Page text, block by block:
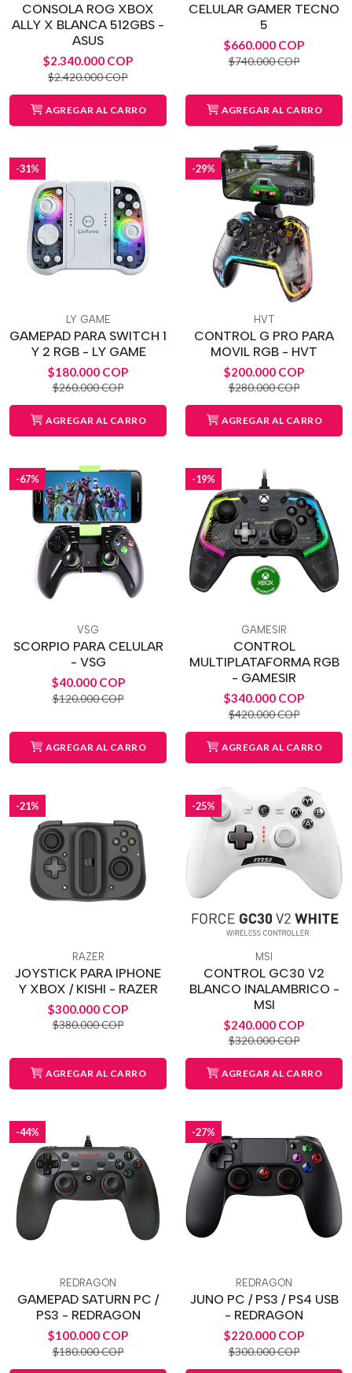
CONSOLA ROG XBOX
ALLY X BLANCA 512GBS -
ASUS
$2.340.000 COP
$2.420.000 COP
AGREGAR AL CARRO
CELULAR GAMER TECNO
5
$660.000 COP
$740.000 COP
AGREGAR AL CARRO
-31%
LY GAME
GAMEPAD PARA SWITCH 1
Y 2 RGB - LY GAME
$180.000 COP
$260.000 COP
AGREGAR AL CARRO
-29%
HVT
CONTROL G PRO PARA
MOVIL RGB - HVT
$200.000 COP
$280.000 COP
AGREGAR AL CARRO
-67%
VSG
SCORPIO PARA CELULAR
- VSG
$40.000 COP
$120.000 COP
AGREGAR AL CARRO
-19%
GAMESIR
CONTROL
MULTIPLATAFORMA RGB
- GAMESIR
$340.000 COP
$420.000 COP
AGREGAR AL CARRO
-21%
RAZER
JOYSTICK PARA IPHONE
Y XBOX / KISHI - RAZER
$300.000 COP
$380.000 COP
AGREGAR AL CARRO
-25%
MSI
CONTROL GC30 V2
BLANCO INALAMBRICO -
MSI
$240.000 COP
$320.000 COP
AGREGAR AL CARRO
-44%
REDRAGON
GAMEPAD SATURN PC /
PS3 - REDRAGON
$100.000 COP
$180.000 COP
-27%
REDRAGON
JUNO PC / PS3 / PS4 USB
- REDRAGON
$220.000 COP
$300.000 COP